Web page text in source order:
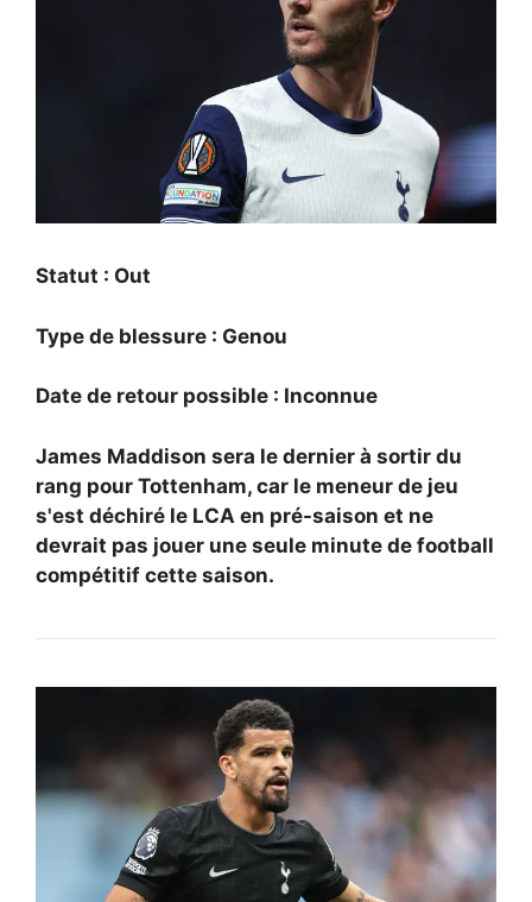
Statut : Out
Type de blessure : Genou
Date de retour possible : Inconnue
James Maddison sera le dernier à sortir du
rang pour Tottenham, car le meneur de jeu
s'est déchiré le LCA en pré-saison et ne
devrait pas jouer une seule minute de football
compétitif cette saison.